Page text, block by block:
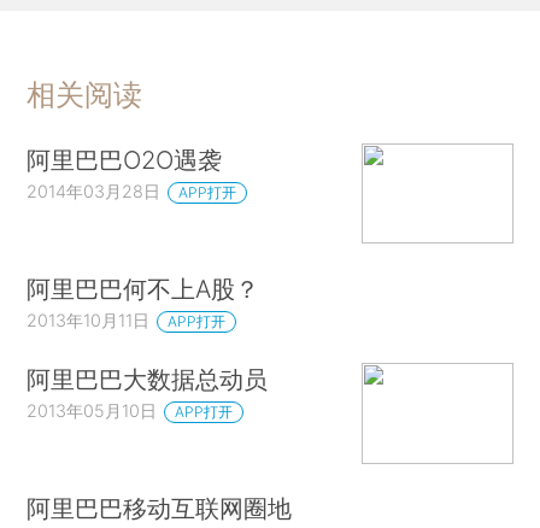
相关阅读
阿里巴巴O2O遇袭
2014年03月28日 APP打开
阿里巴巴何不上A股？
2013年10月11日 APP打开
阿里巴巴大数据总动员
2013年05月10日 APP打开
阿里巴巴移动互联网圈地